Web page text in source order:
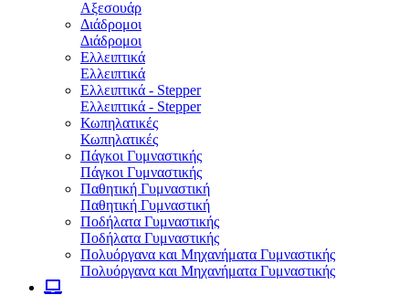
Αξεσουάρ
Διάδρομοι
Διάδρομοι
Ελλειπτικά
Ελλειπτικά
Ελλειπτικά - Stepper
Ελλειπτικά - Stepper
Κωπηλατικές
Κωπηλατικές
Πάγκοι Γυμναστικής
Πάγκοι Γυμναστικής
Παθητική Γυμναστική
Παθητική Γυμναστική
Ποδήλατα Γυμναστικής
Ποδήλατα Γυμναστικής
Πολυόργανα και Μηχανήματα Γυμναστικής
Πολυόργανα και Μηχανήματα Γυμναστικής